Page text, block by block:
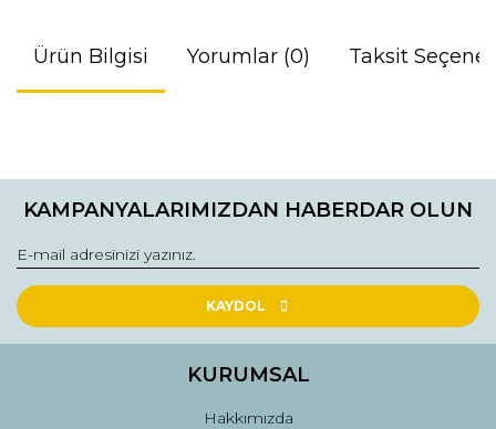
Ürün Bilgisi Yorumlar (0) Taksit
konularda yetersiz gördüğünüz noktaları öneri formunu
Görüş ve önerileriniz için teşekkür ederiz.
Ürün resmi kalitesiz, bozuk veya görüntülenemiyor.
Ürün açıklamasında eksik bilgiler bulunuyor.
Ürün fiyatı diğer sitelerden daha pahalı.
KAMPANYALARIMIZDAN HABERDAR OLUN
KAYDOL
KURUMSAL
Hakkımızda